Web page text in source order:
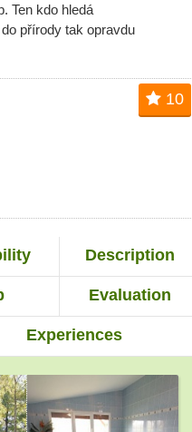
Ten kdo hledá
přírody tak opravdu
10
Description
Evaluation
Experiences